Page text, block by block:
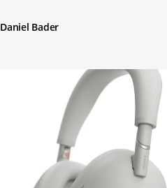
Daniel Bader